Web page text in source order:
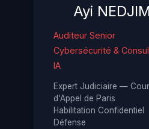
Ayi
Auditeur Senior
Cybersécurité &
IA
Expert Judiciaire — Cour
d'Appel de Paris
Habilitation Confidentiel
Défense